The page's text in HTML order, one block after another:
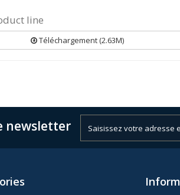
line
Téléchargement (2.63M)
newsletter